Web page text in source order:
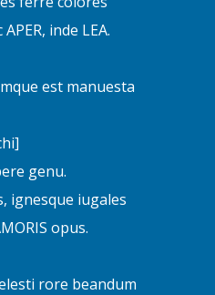
inde LEA.
est manuesta
genu.
ignesque iugales
opus.
rore beandum